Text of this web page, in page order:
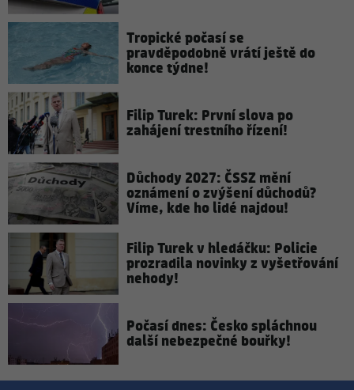
Tropické počasí se
pravděpodobně vrátí ještě do
konce týdne!
Filip Turek: První slova po
zahájení trestního řízení!
Důchody 2027: ČSSZ mění
oznámení o zvýšení důchodů?
Víme, kde ho lidé najdou!
Filip Turek v hledáčku: Policie
prozradila novinky z vyšetřování
nehody!
Počasí dnes: Česko spláchnou
další nebezpečné bouřky!